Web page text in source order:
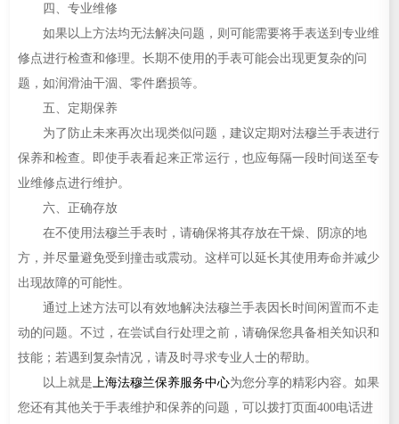
四、专业维修
如果以上方法均无法解决问题，则可能需要将手表送到专业维
修点进行检查和修理。长期不使用的手表可能会出现更复杂的问
题，如润滑油干涸、零件磨损等。
五、定期保养
为了防止未来再次出现类似问题，建议定期对法穆兰手表进行
保养和检查。即使手表看起来正常运行，也应每隔一段时间送至专
业维修点进行维护。
六、正确存放
在不使用法穆兰手表时，请确保将其存放在干燥、阴凉的地
方，并尽量避免受到撞击或震动。这样可以延长其使用寿命并减少
出现故障的可能性。
通过上述方法可以有效地解决法穆兰手表因长时间闲置而不走
动的问题。不过，在尝试自行处理之前，请确保您具备相关知识和
技能；若遇到复杂情况，请及时寻求专业人士的帮助。
以上就是上海法穆兰保养服务中心为您分享的精彩内容。如果
您还有其他关于手表维护和保养的问题，可以拨打页面400电话进